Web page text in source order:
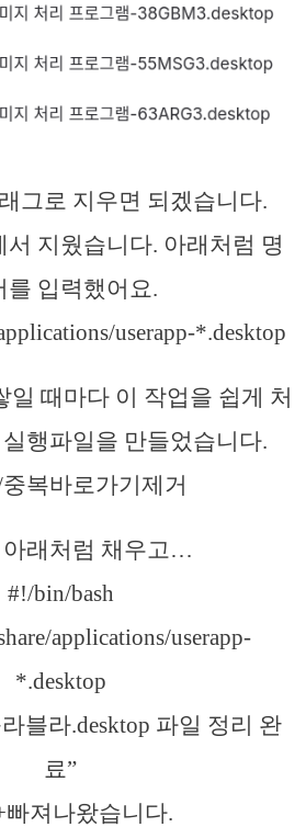
그로 지우면 되겠습니다.
지웠습니다. 아래처럼 명
를 입력했어요.
userapp-*.desktop
일 때마다 이 작업을 쉽게 처
행파일을 만들었습니다.
중복바로가기제거
아래처럼 채우고…
#!/bin/bash
applications/userapp-
*.desktop
라블라.desktop 파일 정리 완
료”
빠져나왔습니다.